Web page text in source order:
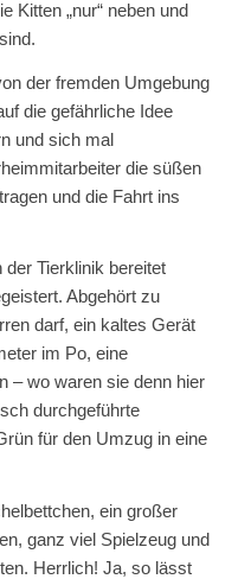
Kitten „nur“ neben und
der fremden Umgebung
die gefährliche Idee
und sich mal
die süßen
und die Fahrt ins
Tierklinik bereitet
Abgehört zu
darf, ein kaltes Gerät
im Po, eine
– wo waren sie denn hier
durchgeführte
für den Umzug in eine
ein großer
ganz viel Spielzeug und
Herrlich! Ja, so lässt